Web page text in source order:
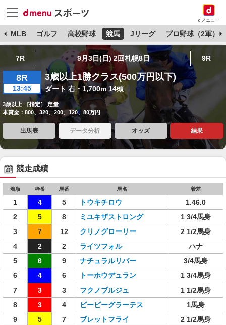
dメニュー
MLB ゴルフ 高校野球 競馬 Jリーグ プロ野球（2軍）
7R 9月3日(日) 2回札幌8日 9R
8R
13:45
3歳以上1勝クラス(500万円以下)
ダート 右・1,700m 14頭
3歳以上 ［指定］ 定量
本賞金：800、320、200、120、80万円
出馬表 データ分析 オッズ 結果
競走成績
着順 枠番 馬番 馬名 着差
1 4 5 トウキチロウ
1.46.0
2
5 8 ミユキザストロング
1 3/4馬身
3
7 12 クリノグローリー
2 1/2馬身
4
2 2 ライツフォル
ハナ
5
6 9 ナチュラルリバー
3/4馬身
6
4 6 トーホウデュラン
1 3/4馬身
7
3 3 フクノブルジュ
1 1/2馬身
8
3 4 ビービーグラーテス
1馬身
9
5 7 ブレットフライ
2 1/2馬身